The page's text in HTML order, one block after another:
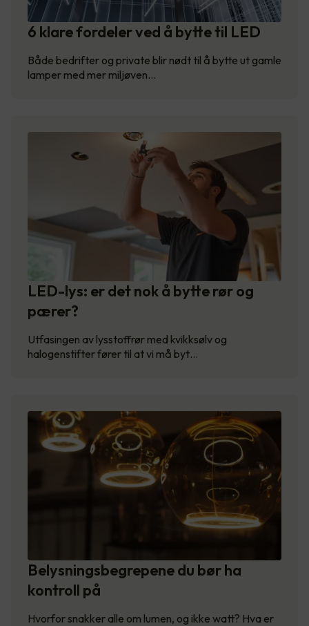
6 klare fordeler ved å bytte til LED
Både bedrifter og private blir nødt til å bytte ut gamle
lamper med mer miljøven…
LED-lys: er det nok å bytte rør og
pærer?
Utfasingen av lysstoffrør med kvikksølv og
halogenstifter fører til at vi må byt…
Belysningsbegrepene du bør ha
kontroll på
Hvorfor snakker alle om lumen, og ikke watt? Hva er